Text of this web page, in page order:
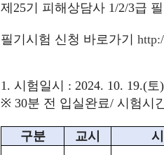
제 25기 피해상담사 1/2/3급
필기시험 신청 바로가기
1. 시험일시 : 2024. 10. 19.(토
※ 30분 전 입실완료/ 시험시
구분 교시